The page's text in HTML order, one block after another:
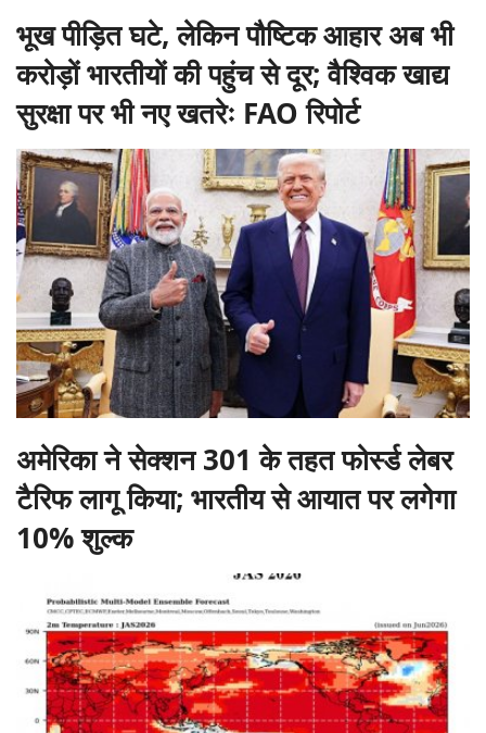
भूख पीड़ित घटे, लेकिन पौष्टिक आहार अब भी
करोड़ों भारतीयों की पहुंच से दूर; वैश्विक खाद्य
सुरक्षा पर भी नए खतरेः FAO रिपोर्ट
अमेरिका ने सेक्शन 301 के तहत फोर्स्ड लेबर
टैरिफ लागू किया; भारतीय से आयात पर लगेगा
10% शुल्क